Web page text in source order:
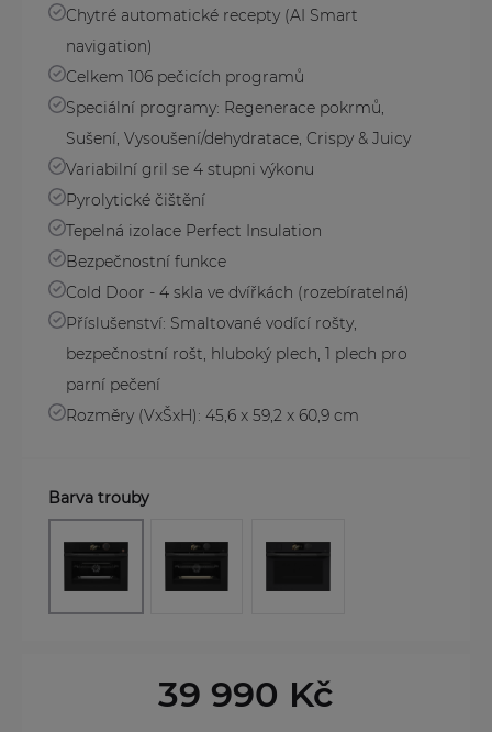
Chytré automatické recepty (AI Smart
navigation)
Celkem 106 pečicích programů
Speciální programy: Regenerace pokrmů,
Sušení, Vysoušení/dehydratace, Crispy & Juicy
Variabilní gril se 4 stupni výkonu
Pyrolytické čištění
Tepelná izolace Perfect Insulation
Bezpečnostní funkce
Cold Door - 4 skla ve dvířkách (rozebíratelná)
Příslušenství: Smaltované vodící rošty,
bezpečnostní rošt, hluboký plech, 1 plech pro
parní pečení
Rozměry (VxŠxH): 45,6 x 59,2 x 60,9 cm
Barva trouby
39 990 Kč